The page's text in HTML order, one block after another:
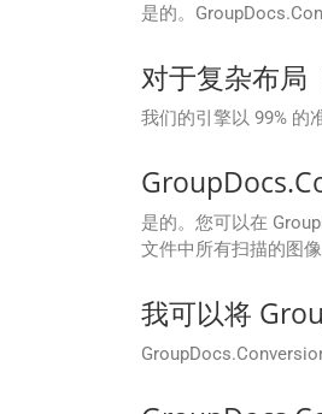
是的。
对于复杂布局
我们的引擎以 99% 的
是的。您可以在
文件中所有扫描的图
我可以将